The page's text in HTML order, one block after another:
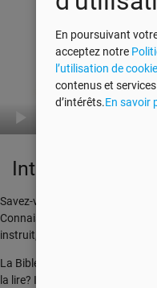
Introduction 1re
Savez-vous que la Bible est le
Connaissez-vous ce livre qui
instruit, qui console et qui donne
La Bible est-elle si importante
la lire? Il me semble que la
En poursuivant
acceptez notre
l’utilisation de
contenus et
d’intérêts.En savoir